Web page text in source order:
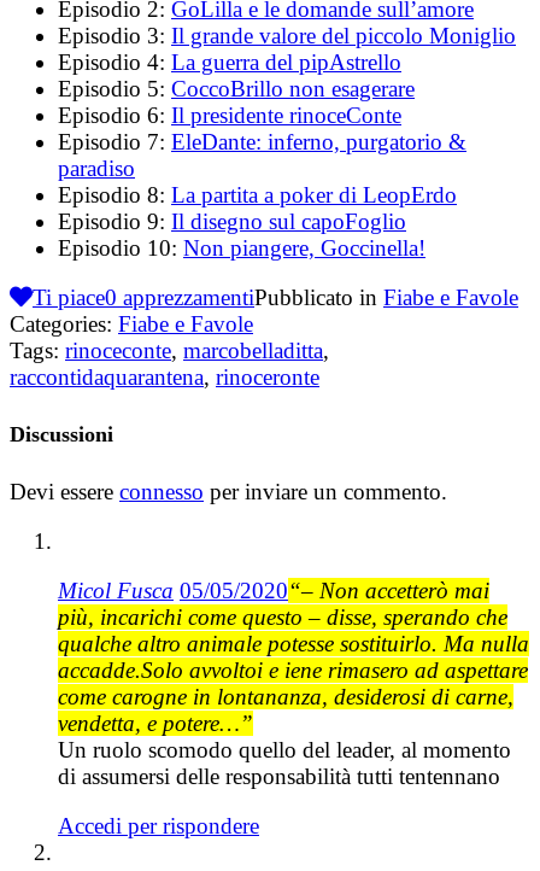
Episodio 2: GoLilla e le domande sull’amore
Episodio 3: Il grande valore del piccolo Moniglio
Episodio 4: La guerra del pipAstrello
Episodio 5: CoccoBrillo non esagerare
Episodio 6: Il presidente rinoceConte
Episodio 7: EleDante: inferno, purgatorio &
paradiso
Episodio 8: La partita a poker di LeopErdo
Episodio 9: Il disegno sul capoFoglio
Episodio 10: Non piangere, Goccinella!
Ti piace0 apprezzamentiPubblicato in Fiabe e Favole
Categories: Fiabe e Favole
Tags: rinoceconte, marcobelladitta,
raccontidaquarantena, rinoceronte
Discussioni
Devi essere connesso per inviare un commento.
Micol Fusca 05/05/2020“– Non accetterò mai
più, incarichi come questo – disse, sperando che
qualche altro animale potesse sostituirlo. Ma nulla
accadde.Solo avvoltoi e iene rimasero ad aspettare
come carogne in lontananza, desiderosi di carne,
vendetta, e potere…”
Un ruolo scomodo quello del leader, al momento
di assumersi delle responsabilità tutti tentennano
Accedi per rispondere